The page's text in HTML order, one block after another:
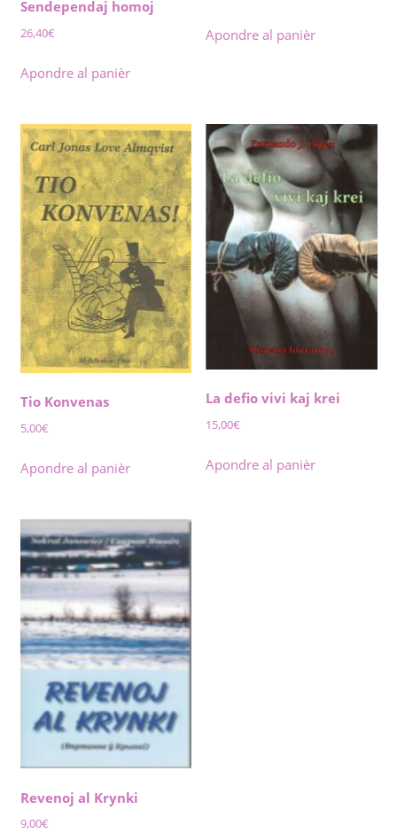
Sendependaj homoj
26,40€
Apondre al panièr
Apondre al panièr
Tio Konvenas
5,00€
Apondre al panièr
La defio vivi kaj krei
15,00€
Apondre al panièr
Revenoj al Krynki
9,00€